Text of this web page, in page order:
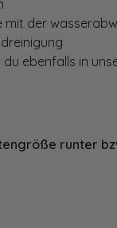
der
ebenfalls in
runter